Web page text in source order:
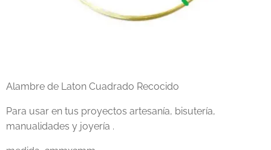
Alambre de Laton Cuadrado Recocido
Para usar en tus proyectos artesanía, bisutería,
manualidades y joyería .